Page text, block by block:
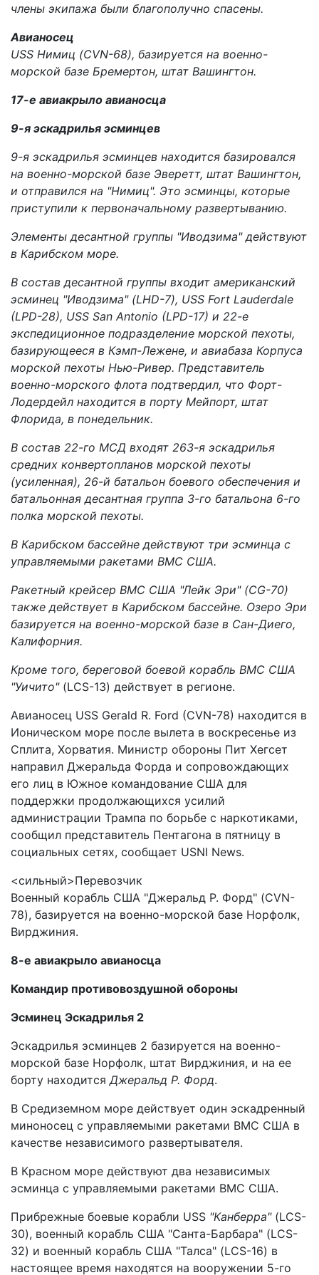
члены экипажа были благополучно спасены.
Авианосец
USS Нимиц (CVN-68), базируется на военно-
морской базе Бремертон, штат Вашингтон.
17-е авиакрыло авианосца
9-я эскадрилья эсминцев
9-я эскадрилья эсминцев находится базировался
на военно-морской базе Эверетт, штат Вашингтон,
и отправился на "Нимиц". Это эсминцы, которые
приступили к первоначальному развертыванию.
Элементы десантной группы "Иводзима" действуют
в Карибском море.
В состав десантной группы входит американский
эсминец "Иводзима" (LHD-7), USS Fort Lauderdale
(LPD-28), USS San Antonio (LPD-17) и 22-е
экспедиционное подразделение морской пехоты,
базирующееся в Кэмп-Лежене, и авиабаза Корпуса
морской пехоты Нью-Ривер. Представитель
военно-морского флота подтвердил, что Форт-
Лодердейл находится в порту Мейпорт, штат
Флорида, в понедельник.
В состав 22-го МСД входят 263-я эскадрилья
средних конвертопланов морской пехоты
(усиленная), 26-й батальон боевого обеспечения и
батальонная десантная группа 3-го батальона 6-го
полка морской пехоты.
В Карибском бассейне действуют три эсминца с
управляемыми ракетами ВМС США.
Ракетный крейсер ВМС США "Лейк Эри"(CG-70)
также действует в Карибском бассейне. Озеро Эри
базируется на военно-морской базе в Сан-Диего,
Калифорния.
Кроме того, береговой боевой корабль ВМС США
"Уичито"(LCS-13) действует в регионе.
Авианосец USS Gerald R. Ford (CVN-78) находится в
Ионическом море после вылета в воскресенье из
Сплита, Хорватия. Министр обороны Пит Хегсет
направил Джеральда Форда и сопровождающих
его лиц в Южное командование США для
поддержки продолжающихся усилий
администрации Трампа по борьбе с наркотиками,
сообщил представитель Пентагона в пятницу в
социальных сетях, сообщает USNI News.
<сильный>Перевозчик
Военный корабль США "Джеральд Р. Форд" (CVN-
78), базируется на военно-морской базе Норфолк,
Вирджиния.
8-е авиакрыло авианосца
Командир противовоздушной обороны
Эсминец Эскадрилья 2
Эскадрилья эсминцев 2 базируется на военно-
морской базе Норфолк, штат Вирджиния, и на ее
борту находится Джеральд Р. Форд.
В Средиземном море действует один эскадренный
миноносец с управляемыми ракетами ВМС США в
качестве независимого развертывателя.
В Красном море действуют два независимых
эсминца с управляемыми ракетами ВМС США.
Прибрежные боевые корабли USS "Канберра"(LCS-
30), военный корабль США "Санта-Барбара" (LCS-
32) и военный корабль США "Талса" (LCS-16) в
настоящее время находятся на вооружении 5-го